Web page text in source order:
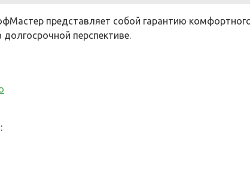
представляет собой гарантию
перспективе.